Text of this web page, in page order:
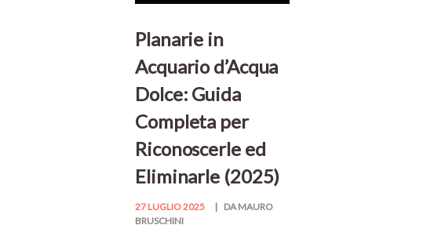
Planarie in
Acquario d’Acqua
Dolce: Guida
Completa per
Riconoscerle ed
Eliminarle (2025)
27 LUGLIO 2025
DA MAURO
BRUSCHINI